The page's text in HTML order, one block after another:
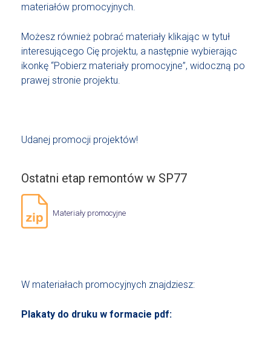
materiałów promocyjnych.
Możesz również pobrać materiały klikając w tytuł
interesującego Cię projektu, a następnie wybierając
ikonkę “Pobierz materiały promocyjne”, widoczną po
prawej stronie projektu.
Udanej promocji projektów!
Ostatni etap remontów w SP77
Materiały promocyjne
W materiałach promocyjnych znajdziesz:
Plakaty do druku w formacie pdf: